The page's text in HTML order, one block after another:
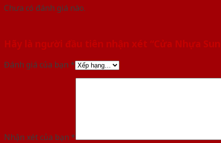
Chưa có đánh giá nào.
Hãy là người đầu tiên nhận xét “Cửa Nhựa
Đánh giá của bạn *
Nhận xét của bạn *